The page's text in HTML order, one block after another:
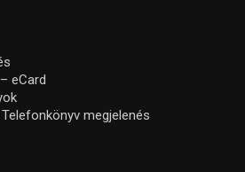
eCard
megjelenés